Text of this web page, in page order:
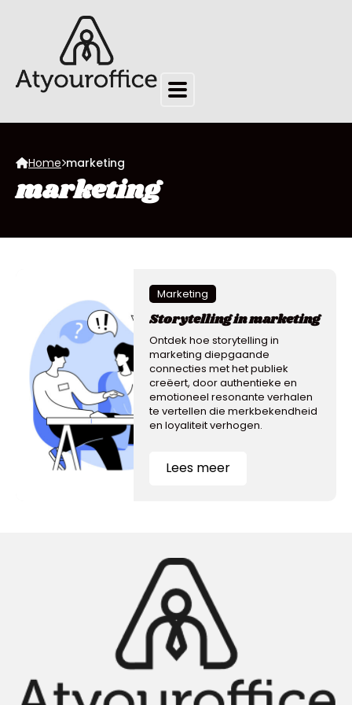
Home marketing
marketing
Marketing
Storytelling in marketing
Ontdek hoe storytelling in
marketing diepgaande
connecties met het publiek
creëert, door authentieke en
emotioneel resonante verhalen
te vertellen die merkbekendheid
en loyaliteit verhogen.
Lees meer